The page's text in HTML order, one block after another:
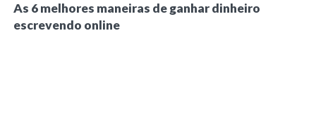
As 6 melhores maneiras de ganhar dinheiro
escrevendo online